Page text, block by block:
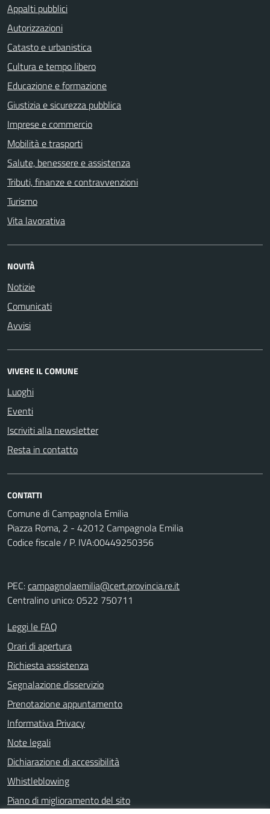
Appalti pubblici
Autorizzazioni
Catasto e urbanistica
Cultura e tempo libero
Educazione e formazione
Giustizia e sicurezza pubblica
Imprese e commercio
Mobilità e trasporti
Salute, benessere e assistenza
Tributi, finanze e contravvenzioni
Turismo
Vita lavorativa
NOVITÀ
Notizie
Comunicati
Avvisi
VIVERE IL COMUNE
Luoghi
Eventi
Iscriviti alla newsletter
Resta in contatto
CONTATTI
Comune di Campagnola Emilia
Piazza Roma, 2 - 42012 Campagnola Emilia
Codice fiscale / P. IVA:00449250356
PEC:campagnolaemilia@cert.provincia.re.it
Centralino unico: 0522 750711
Leggi le FAQ
Orari di apertura
Richiesta assistenza
Segnalazione disservizio
Prenotazione appuntamento
Informativa Privacy
Note legali
Dichiarazione di accessibilità
Whistleblowing
Piano di miglioramento del sito